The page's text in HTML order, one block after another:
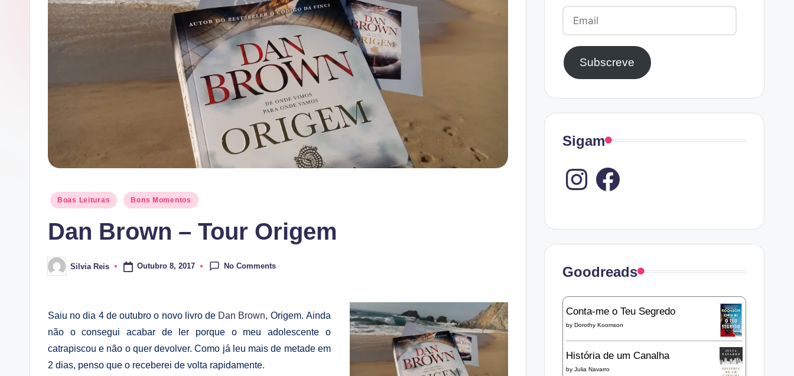
Posted
Boas Leituras Bons Momentos
Dan Brown – Tour Origem
Posted
by
Silvia Reis Outubro 8, 2017 No Comments
Saiu no dia 4 de outubro o novo livro de Dan Brown, Origem. Ainda
não o consegui acabar de ler porque o meu adolescente o
catrapiscou e não o quer devolver. Como já leu mais de metade em
2 dias, penso que o receberei de volta rapidamente.
Email
Subscreve
Sigam
Instagram
Goodreads
Conta-me o Teu Segredo
by Dorothy Koomson
História de um Canalha
by Julia Navarro